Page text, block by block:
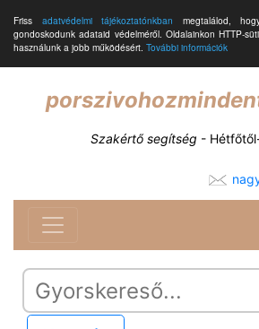
Friss adatvédelmi tájékoztatónkban megtalálod,
gondoskodunk adataid védelméről. Oldalainkon HTTP-
használunk a jobb működésért. További információk
Szakértő segítség -